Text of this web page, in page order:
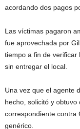
acordando dos pagos
Las víctimas pagaron
fue aprovechada por
tiempo a fin de verificar
sin entregar el local.
Una vez que el agente
hecho, solicitó y
correspondiente contra
genérico.